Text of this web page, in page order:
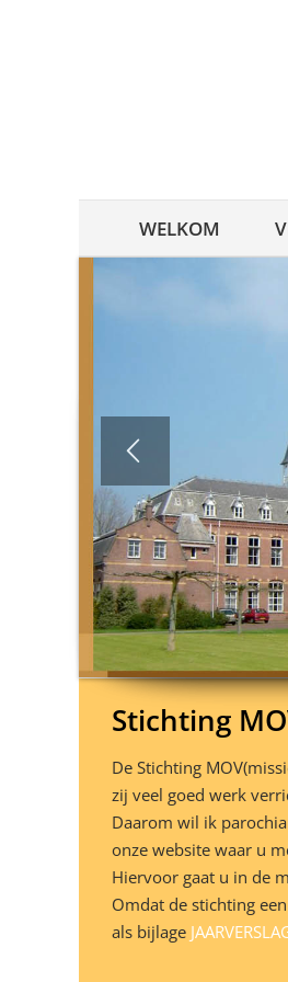
WELKOM
Stichting
De Stichting
zij veel goed werk
Daarom wil ik
onze website waar u
Hiervoor gaat u in de
Omdat de stichting
als bijlage